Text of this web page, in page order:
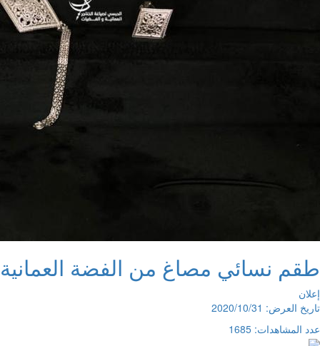
طقم نسائي مصاغ من الفضة العمانية
إعلان
تاريخ العرض: 2020/10/31
عدد المشاهدات: 1685